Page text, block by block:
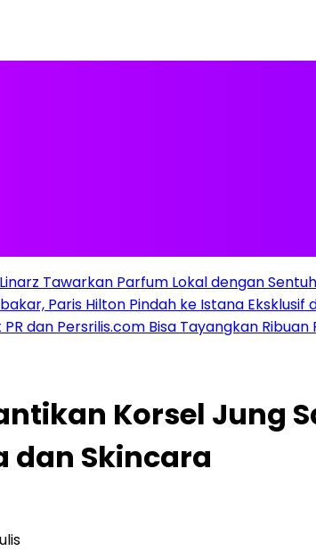
Tawarkan Parfum Lokal dengan
Paris Hilton Pindah ke Istana Eksklusif
dan Persrilis.com Bisa Tayangkan
Korsel Jung
dan Skincara